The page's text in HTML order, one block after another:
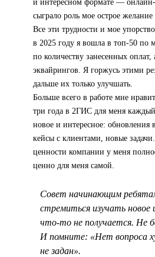
и интересном формате —
сыграло роль мое острое желание
Все эти трудности и мое
в 2025 году я вошла в топ‑50 по
по количеству занесенных
эквайрингов. Я горжусь этими
дальше их только улучшать.
Больше всего в работе мне
три года в 2ГИС для меня
новое и интересное: обновления
кейсы с клиентами, новые
ценности компании у меня
ценно для меня самой.
Совет начинающим
стремиться изучать новое
что-то не получается. Не
И помните: «Нет вопроса
не задан».